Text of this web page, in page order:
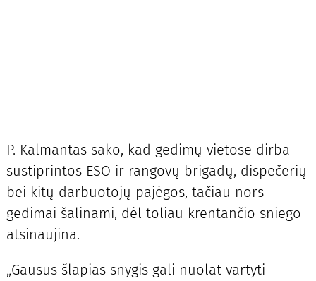
P. Kalmantas sako, kad gedimų vietose dirba
sustiprintos ESO ir rangovų brigadų, dispečerių
bei kitų darbuotojų pajėgos, tačiau nors
gedimai šalinami, dėl toliau krentančio sniego
atsinaujina.
„Gausus šlapias snygis gali nuolat vartyti